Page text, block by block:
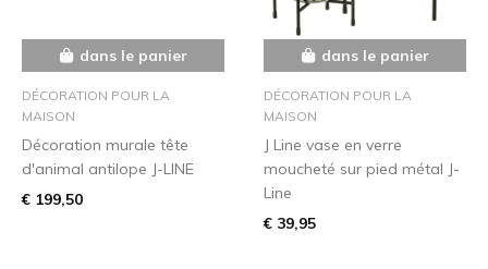
dans le panier
DÉCORATION POUR LA
MAISON
Décoration murale tête
d'animal antilope J-LINE
€ 199,50
dans le panier
DÉCORATION POUR LA
MAISON
J Line vase en verre
moucheté sur pied métal J-
Line
€ 39,95